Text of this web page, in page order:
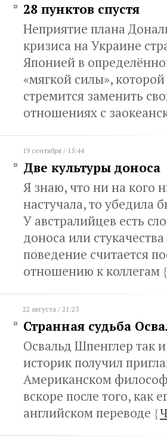
28 пунктов спустя
Неприятие плана
кризиса на Украине
Японией в
«мягкой силы»,
стремится заменить
отношениях с
19 сентября / 15:44
Две культуры доноса
Я знаю, что ни на кого
настучала, то убедила
У австралийцев есть
доноса или
поведение считается
отношению к коллегам {
22 августа / 21:23
Странная судьба
Освальд Шпенглер так
историк получил
Американском
вскоре после того, как
английском переводе {